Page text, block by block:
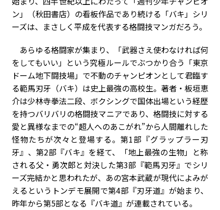
ン」（秋田書店）の看板作品であり続ける「バキ」シリ
ーズは、まさしく平成を代表する格闘技マンガだろう。
あらゆる格闘家が集まり、「武器さえ使わなければ何
をしてもいい」という究極ルールでぶつかり合う「東京
ドーム地下闘技場」で不動のチャンピオンとして君臨す
る範馬刃牙（バキ）は史上最強の高校生。著者・板垣恵
介は少林寺拳法二段、ボクシングで国体出場という経歴
を持つバリバリの格闘技マニアであり、格闘技に対する
愛と異様なまでの“超人へのあこがれ”から人間離れした
怪物たちが次々と登場する。第1部『グラップラー刃
牙』、第2部『バキ』を経て、「地上最強の生物」と称
される父・勇次郎と対決した第3部『範馬刃牙』でシリ
ーズ完結かと思われたが、あの宮本武蔵が現代によみが
えるというトンデモ展開で第4部『刃牙道』が始まり、
昨年から第5部となる『バキ道』が連載されている。